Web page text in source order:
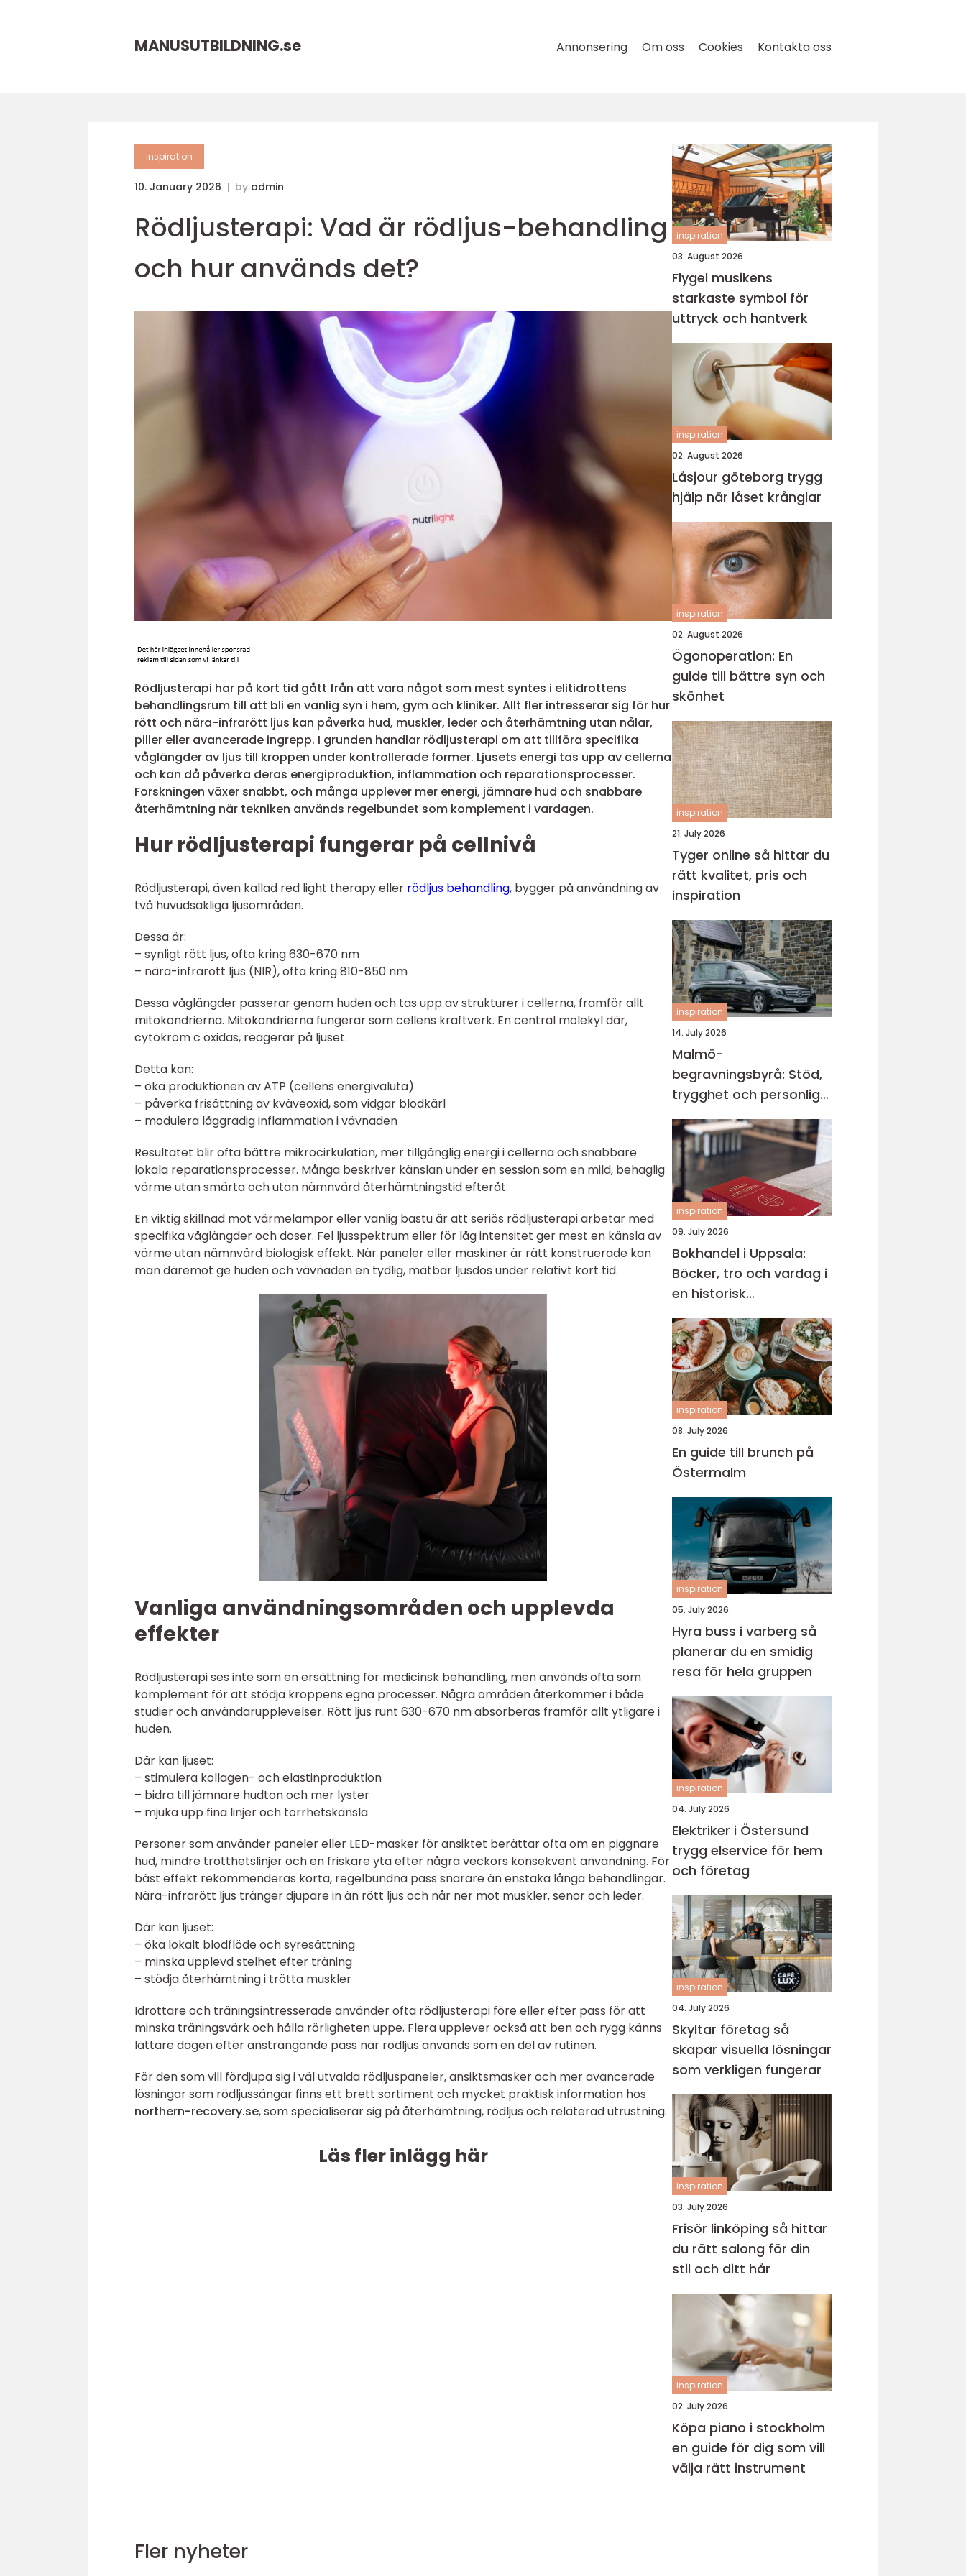
MANUSUTBILDNING.se Annonsering Om oss Cookies Kontakta oss
inspiration
10. January 2026 by admin
Rödljusterapi: Vad är rödljus-behandling
och hur används det?
Rödljusterapi har på kort tid gått från att vara något som mest syntes i elitidrottens
behandlingsrum till att bli en vanlig syn i hem, gym och kliniker. Allt fler intresserar sig för hur
rött och nära-infrarött ljus kan påverka hud, muskler, leder och återhämtning utan nålar,
piller eller avancerade ingrepp. I grunden handlar rödljusterapi om att tillföra specifika
våglängder av ljus till kroppen under kontrollerade former. Ljusets energi tas upp av cellerna
och kan då påverka deras energiproduktion, inflammation och reparationsprocesser.
Forskningen växer snabbt, och många upplever mer energi, jämnare hud och snabbare
återhämtning när tekniken används regelbundet som komplement i vardagen.
Hur rödljusterapi fungerar på cellnivå
Rödljusterapi, även kallad red light therapy eller rödljus behandling, bygger på användning av
två huvudsakliga ljusområden.
Dessa är:
– synligt rött ljus, ofta kring 630-670 nm
– nära-infrarött ljus (NIR), ofta kring 810-850 nm
Dessa våglängder passerar genom huden och tas upp av strukturer i cellerna, framför allt
mitokondrierna. Mitokondrierna fungerar som cellens kraftverk. En central molekyl där,
cytokrom c oxidas, reagerar på ljuset.
Detta kan:
– öka produktionen av ATP (cellens energivaluta)
– påverka frisättning av kväveoxid, som vidgar blodkärl
– modulera låggradig inflammation i vävnaden
Resultatet blir ofta bättre mikrocirkulation, mer tillgänglig energi i cellerna och snabbare
lokala reparationsprocesser. Många beskriver känslan under en session som en mild, behaglig
värme utan smärta och utan nämnvärd återhämtningstid efteråt.
En viktig skillnad mot värmelampor eller vanlig bastu är att seriös rödljusterapi arbetar med
specifika våglängder och doser. Fel ljusspektrum eller för låg intensitet ger mest en känsla av
värme utan nämnvärd biologisk effekt. När paneler eller maskiner är rätt konstruerade kan
man däremot ge huden och vävnaden en tydlig, mätbar ljusdos under relativt kort tid.
Vanliga användningsområden och upplevda
effekter
Rödljusterapi ses inte som en ersättning för medicinsk behandling, men används ofta som
komplement för att stödja kroppens egna processer. Några områden återkommer i både
studier och användarupplevelser. Rött ljus runt 630-670 nm absorberas framför allt ytligare i
huden.
Där kan ljuset:
– stimulera kollagen- och elastinproduktion
– bidra till jämnare hudton och mer lyster
– mjuka upp fina linjer och torrhetskänsla
Personer som använder paneler eller LED-masker för ansiktet berättar ofta om en piggnare
hud, mindre trötthetslinjer och en friskare yta efter några veckors konsekvent användning. För
bäst effekt rekommenderas korta, regelbundna pass snarare än enstaka långa behandlingar.
Nära-infrarött ljus tränger djupare in än rött ljus och når ner mot muskler, senor och leder.
Där kan ljuset:
– öka lokalt blodflöde och syresättning
– minska upplevd stelhet efter träning
– stödja återhämtning i trötta muskler
Idrottare och träningsintresserade använder ofta rödljusterapi före eller efter pass för att
minska träningsvärk och hålla rörligheten uppe. Flera upplever också att ben och rygg känns
lättare dagen efter ansträngande pass när rödljus används som en del av rutinen.
För den som vill fördjupa sig i väl utvalda rödljuspaneler, ansiktsmasker och mer avancerade
lösningar som rödljussängar finns ett brett sortiment och mycket praktisk information hos
northern-recovery.se, som specialiserar sig på återhämtning, rödljus och relaterad utrustning.
Läs fler inlägg här
inspiration
03. August 2026
Flygel musikens
starkaste symbol för
uttryck och hantverk
inspiration
02. August 2026
Låsjour göteborg trygg
hjälp när låset krånglar
inspiration
02. August 2026
Ögonoperation: En
guide till bättre syn och
skönhet
inspiration
21. July 2026
Tyger online så hittar du
rätt kvalitet, pris och
inspiration
inspiration
14. July 2026
Malmö-
begravningsbyrå: Stöd,
trygghet och personliga
avsked
inspiration
09. July 2026
Bokhandel i Uppsala:
Böcker, tro och vardag i
en historisk
universitetsstad
inspiration
08. July 2026
En guide till brunch på
Östermalm
inspiration
05. July 2026
Hyra buss i varberg så
planerar du en smidig
resa för hela gruppen
inspiration
04. July 2026
Elektriker i Östersund
trygg elservice för hem
och företag
inspiration
04. July 2026
Skyltar företag så
skapar visuella lösningar
som verkligen fungerar
inspiration
03. July 2026
Frisör linköping så hittar
du rätt salong för din
stil och ditt hår
inspiration
02. July 2026
Köpa piano i stockholm
en guide för dig som vill
välja rätt instrument
Fler nyheter